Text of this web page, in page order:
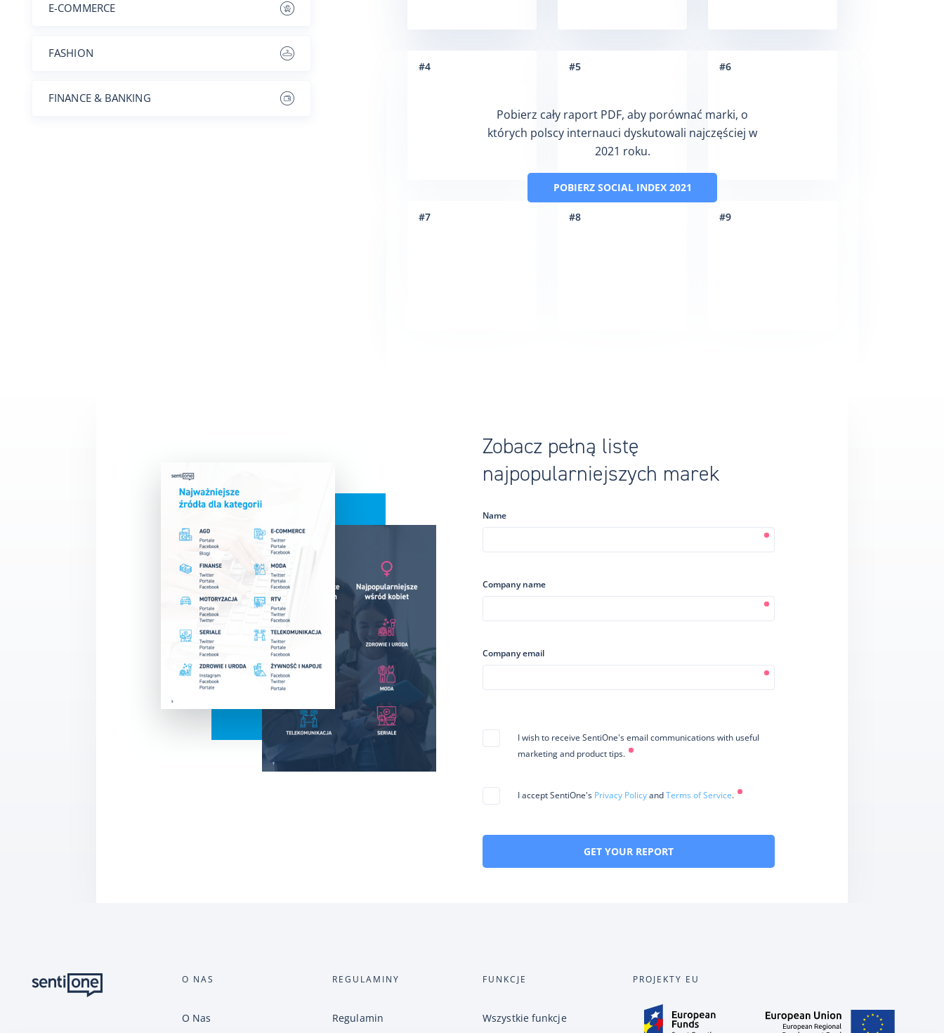
E-COMMERCE
FASHION
FINANCE & BANKING
#4 #5 #6
#7 #8 #9
Pobierz cały raport PDF, aby porównać marki, o
których polscy internauci dyskutowali najczęściej w
2021 roku.
POBIERZ SOCIAL INDEX 2021
Zobacz pełną listę
najpopularniejszych marek
Name
Company name
Company email
I wish to receive SentiOne's email communications with useful
marketing and product tips.
I accept SentiOne's Privacy PolicyandTerms of Service.
GET YOUR REPORT
O NAS
O Nas
REGULAMINY
Regulamin
FUNKCJE
Wszystkie funkcje
PROJEKTY EU